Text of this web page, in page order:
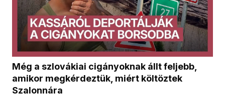
Még a szlovákiai cigányoknak állt feljebb,
amikor megkérdeztük, miért költöztek
Szalonnára